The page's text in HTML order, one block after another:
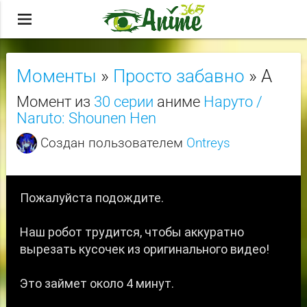
menu
Моменты » Просто забавно » А
Момент из 30 серии аниме Наруто /
Naruto: Shounen Hen
Создан пользователем Ontreys